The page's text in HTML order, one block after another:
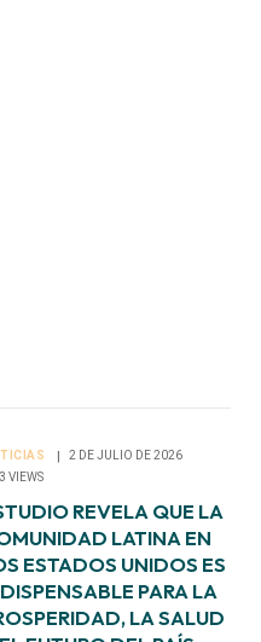
2 DE JULIO DE 2026
3VIEWS
REVELA QUE LA
LATINA EN
ESTADOS UNIDOS ES
PARA LA
LA SALUD